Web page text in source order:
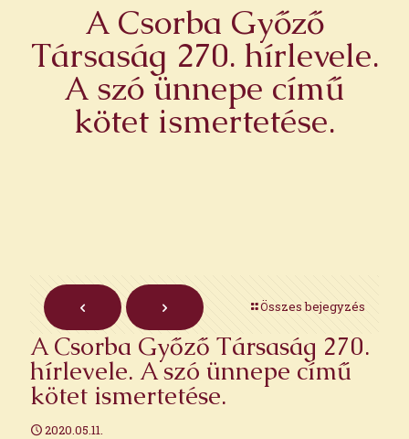
A Csorba Győző
Társaság 270. hírlevele.
A szó ünnepe című
kötet ismertetése.
Összes bejegyzés
A Csorba Győző Társaság 270.
hírlevele. A szó ünnepe című
kötet ismertetése.
2020.05.11.